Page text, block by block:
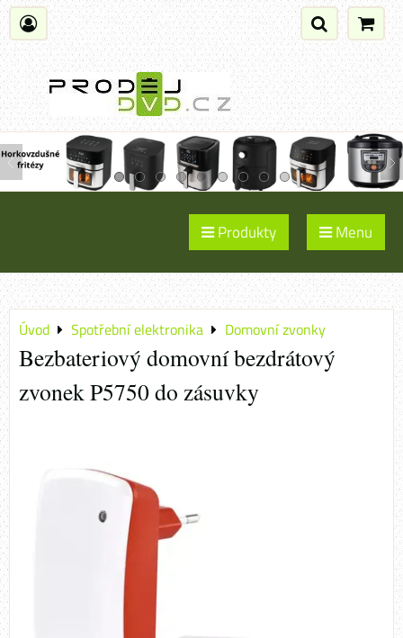
Produkty Menu
Úvod Spotřební elektronika Domovní zvonky
Bezbateriový domovní bezdrátový
zvonek P5750 do zásuvky